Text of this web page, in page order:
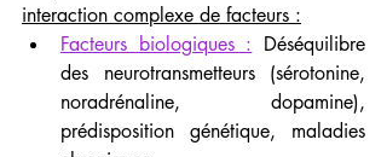
interaction complexe de facteurs :
Facteurs biologiques : Déséquilibre
des neurotransmetteurs (sérotonine,
noradrénaline, dopamine),
prédisposition génétique, maladies